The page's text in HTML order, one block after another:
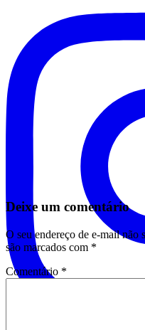
Deixe um comentário
O seu endereço de e-mail não
são marcados com *
Comentário *